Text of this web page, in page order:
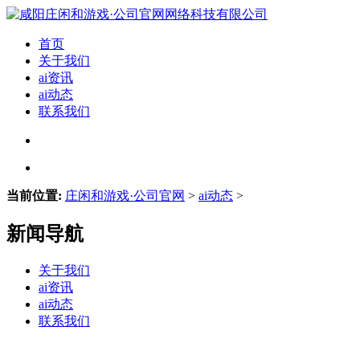
首页
关于我们
ai资讯
ai动态
联系我们
当前位置: 庄闲和游戏·公司官网 > ai动态 >
新闻导航
关于我们
ai资讯
ai动态
联系我们